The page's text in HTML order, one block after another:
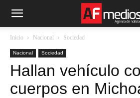
Inicio Nacional Sociedad
Nacional Sociedad
Hallan vehículo
cuerpos en